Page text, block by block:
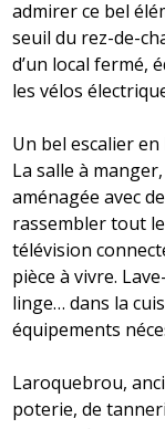
admirer ce bel
seuil du rez-de-
d’un local fermé,
les vélos
Un bel escalier
La salle à
aménagée avec
rassembler tout
télévision
pièce à vivre.
linge… dans la
équipements
Laroquebrou,
poterie, de